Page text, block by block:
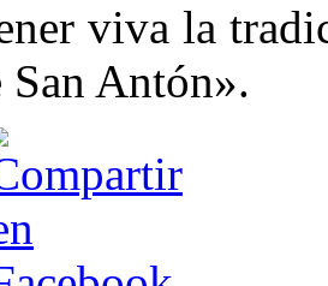
viva la
San Antón».